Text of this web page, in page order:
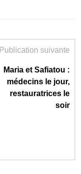
Publication suivante
Maria et Safiatou :
médecins le jour,
restauratrices le
soir